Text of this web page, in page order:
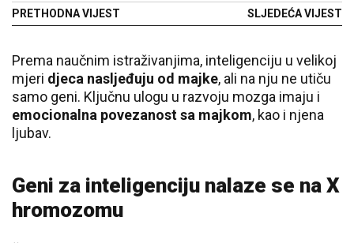
PRETHODNA VIJEST SLJEDEĆA VIJEST
Prema naučnim istraživanjima, inteligenciju u velikoj
mjeri djeca nasljeđuju od majke, ali na nju ne utiču
samo geni. Ključnu ulogu u razvoju mozga imaju i
emocionalna povezanost sa majkom, kao i njena
ljubav.
Geni za inteligenciju nalaze se na X
hromozomu